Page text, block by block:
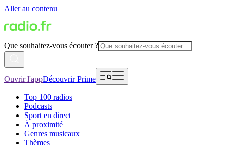
Aller au contenu
Que souhaitez-vous écouter ?
Ouvrir l'appDécouvrir Prime
Top 100 radios
Podcasts
Sport en direct
À proximité
Genres musicaux
Thèmes